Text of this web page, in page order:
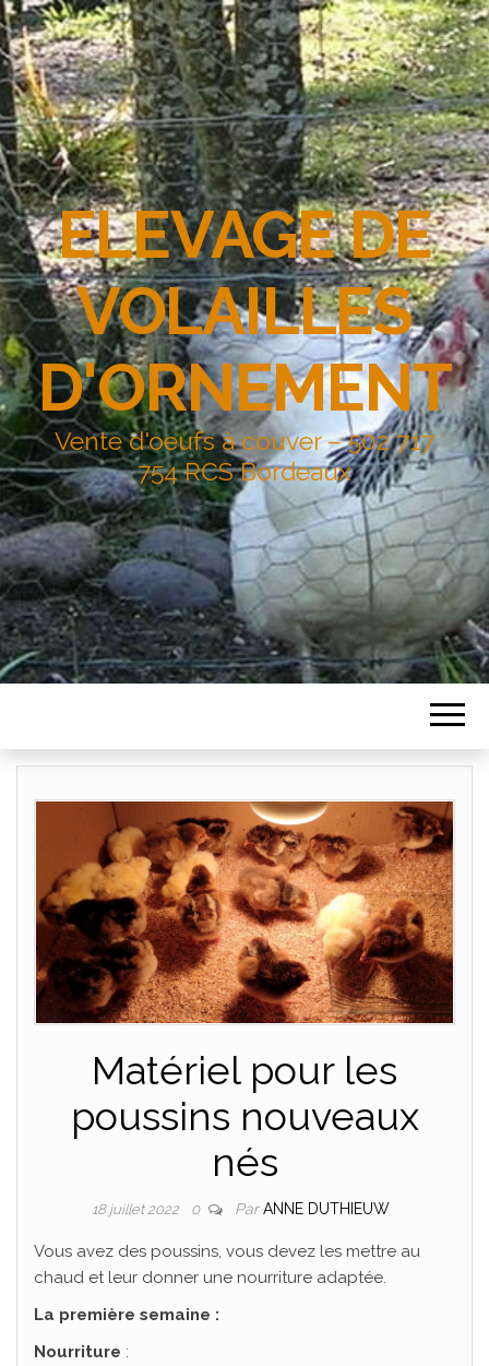
ELEVAGE DE
VOLAILLES
D'ORNEMENT
Vente d'oeufs à couver – 502 717
754 RCS Bordeaux
Matériel pour les
poussins nouveaux
nés
18 juillet 2022 0 ParANNE DUTHIEUW
Vous avez des poussins, vous devez les mettre au
chaud et leur donner une nourriture adaptée.
La première semaine :
Nourriture :